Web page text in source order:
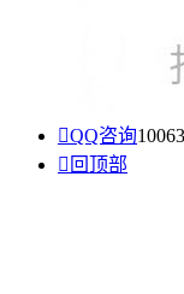
QQ咨询
 回顶部